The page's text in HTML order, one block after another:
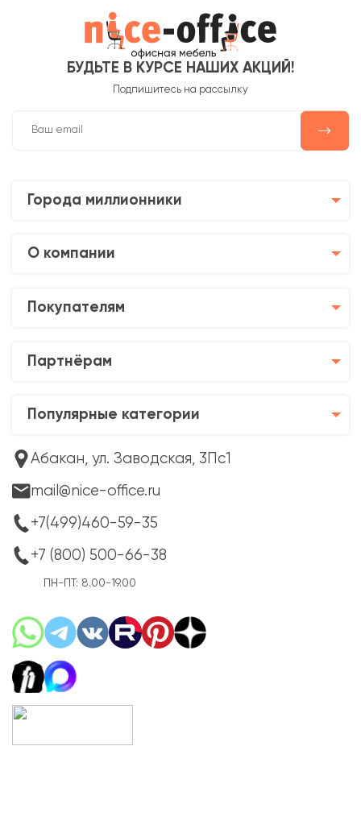
БУДЬТЕ В КУРСЕ НАШИХ АКЦИЙ!
Подпишитесь на рассылку
Города миллионники
О компании
Покупателям
Партнёрам
Популярные категории
Абакан, ул. Заводская, 3Пс1
mail@nice-office.ru
+7(499)460-59-35
+7 (800) 500-66-38
ПН-ПТ: 8.00-19.00